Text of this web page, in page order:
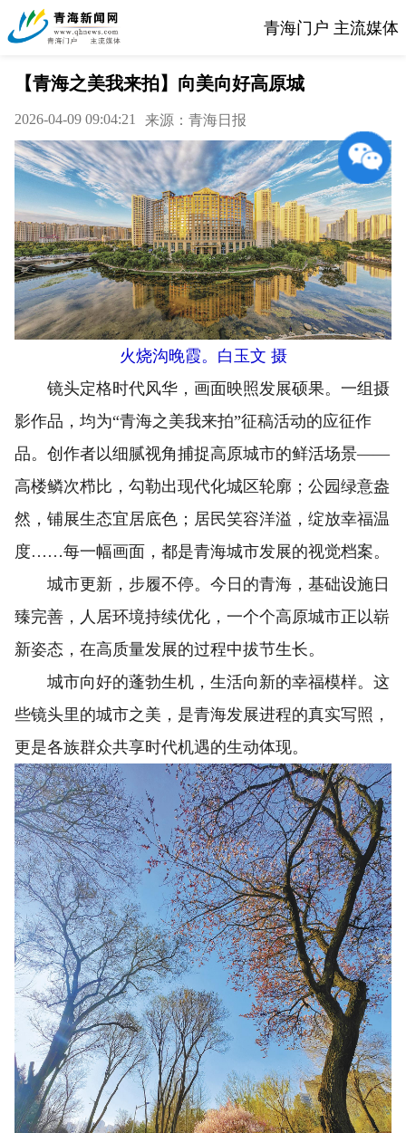
青海门户 主流媒体
【青海之美我来拍】向美向好高原城
2026-04-09 09:04:21 来源：青海日报
火烧沟晚霞。白玉文 摄
镜头定格时代风华，画面映照发展硕果。一组摄
影作品，均为“青海之美我来拍”征稿活动的应征作
品。创作者以细腻视角捕捉高原城市的鲜活场景——
高楼鳞次栉比，勾勒出现代化城区轮廓；公园绿意盎
然，铺展生态宜居底色；居民笑容洋溢，绽放幸福温
度……每一幅画面，都是青海城市发展的视觉档案。
城市更新，步履不停。今日的青海，基础设施日
臻完善，人居环境持续优化，一个个高原城市正以崭
新姿态，在高质量发展的过程中拔节生长。
城市向好的蓬勃生机，生活向新的幸福模样。这
些镜头里的城市之美，是青海发展进程的真实写照，
更是各族群众共享时代机遇的生动体现。